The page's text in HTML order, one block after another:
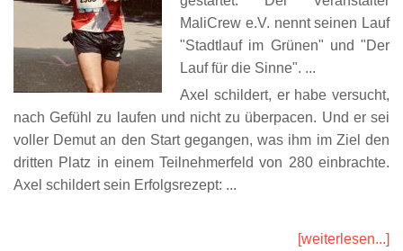
MaliCrew e.V. nennt seinen Lauf
"Stadtlauf im Grünen" und "Der
Lauf für die Sinne". ...
Axel schildert, er habe versucht,
nach Gefühl zu laufen und nicht zu überpacen. Und er sei
voller Demut an den Start gegangen, was ihm im Ziel den
dritten Platz in einem Teilnehmerfeld von 280 einbrachte.
Axel schildert sein Erfolgsrezept: ...
[weiterlesen...]